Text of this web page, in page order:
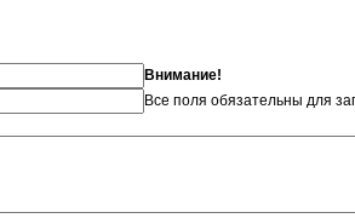
Внимание!
Все поля обязательны для